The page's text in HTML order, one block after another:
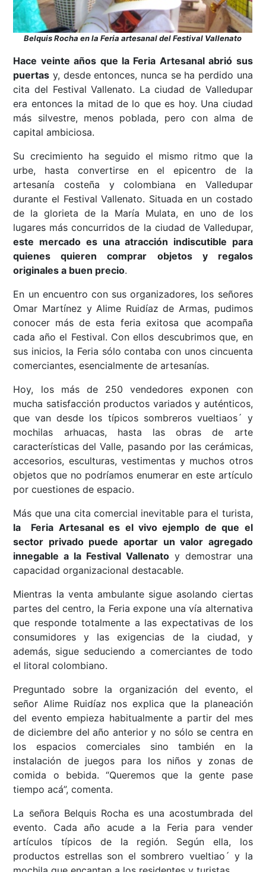
Belquis Rocha en la Feria artesanal del Festival Vallenato
Hace veinte años que la Feria Artesanal abrió sus
puertas y, desde entonces, nunca se ha perdido una
cita del Festival Vallenato. La ciudad de Valledupar
era entonces la mitad de lo que es hoy. Una ciudad
más silvestre, menos poblada, pero con alma de
capital ambiciosa.
Su crecimiento ha seguido el mismo ritmo que la
urbe, hasta convertirse en el epicentro de la
artesanía costeña y colombiana en Valledupar
durante el Festival Vallenato. Situada en un costado
de la glorieta de la María Mulata, en uno de los
lugares más concurridos de la ciudad de Valledupar,
este mercado es una atracción indiscutible para
quienes quieren comprar objetos y regalos
originales a buen precio.
En un encuentro con sus organizadores, los señores
Omar Martínez y Alime Ruidíaz de Armas, pudimos
conocer más de esta feria exitosa que acompaña
cada año el Festival. Con ellos descubrimos que, en
sus inicios, la Feria sólo contaba con unos cincuenta
comerciantes, esencialmente de artesanías.
Hoy, los más de 250 vendedores exponen con
mucha satisfacción productos variados y auténticos,
que van desde los típicos sombreros vueltiaos´ y
mochilas arhuacas, hasta las obras de arte
características del Valle, pasando por las cerámicas,
accesorios, esculturas, vestimentas y muchos otros
objetos que no podríamos enumerar en este artículo
por cuestiones de espacio.
Más que una cita comercial inevitable para el turista,
la Feria Artesanal es el vivo ejemplo de que el
sector privado puede aportar un valor agregado
innegable a la Festival Vallenatoy demostrar una
capacidad organizacional destacable.
Mientras la venta ambulante sigue asolando ciertas
partes del centro, la Feria expone una vía alternativa
que responde totalmente a las expectativas de los
consumidores y las exigencias de la ciudad, y
además, sigue seduciendo a comerciantes de todo
el litoral colombiano.
Preguntado sobre la organización del evento, el
señor Alime Ruidíaz nos explica que la planeación
del evento empieza habitualmente a partir del mes
de diciembre del año anterior y no sólo se centra en
los espacios comerciales sino también en la
instalación de juegos para los niños y zonas de
comida o bebida. “Queremos que la gente pase
tiempo acá”, comenta.
La señora Belquis Rocha es una acostumbrada del
evento. Cada año acude a la Feria para vender
artículos típicos de la región. Según ella, los
productos estrellas son el sombrero vueltiao´ y la